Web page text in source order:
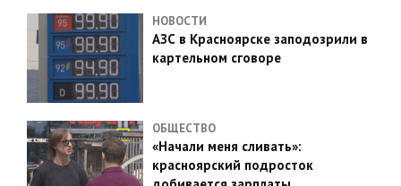
НОВОСТИ
АЗС в Красноярске заподозрили в
картельном сговоре
ОБЩЕСТВО
«Начали меня сливать»:
красноярский подросток